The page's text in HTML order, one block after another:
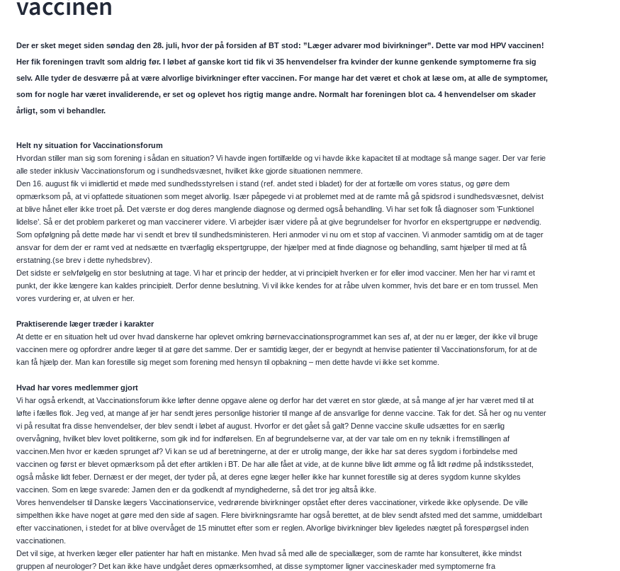
Der er sket meget siden søndag den 28. juli, hvor der på forsiden af BT stod: ”Læger advarer mod bivirkninger”. Dette var mod HPV vaccinen!
Her fik foreningen travlt som aldrig før. I løbet af ganske kort tid fik vi 35 henvendelser fra kvinder der kunne genkende symptomerne fra sig
selv. Alle tyder de desværre på at være alvorlige bivirkninger efter vaccinen. For mange har det været et chok at læse om, at alle de symptomer,
som for nogle har været invaliderende, er set og oplevet hos rigtig mange andre. Normalt har foreningen blot ca. 4 henvendelser om skader
årligt, som vi behandler.
Helt ny situation for Vaccinationsforum
Hvordan stiller man sig som forening i sådan en situation? Vi havde ingen fortilfælde og vi havde ikke kapacitet til at modtage så mange sager. Der var ferie
alle steder inklusiv Vaccinationsforum og i sundhedsvæsnet, hvilket ikke gjorde situationen nemmere.
Den 16. august fik vi imidlertid et møde med sundhedsstyrelsen i stand (ref. andet sted i bladet) for der at fortælle om vores status, og gøre dem
opmærksom på, at vi opfattede situationen som meget alvorlig. Især påpegede vi at problemet med at de ramte må gå spidsrod i sundhedsvæsnet, delvist
at blive hånet eller ikke troet på. Det værste er dog deres manglende diagnose og dermed også behandling. Vi har set folk få diagnoser som ’Funktionel
lidelse’. Så er det problem parkeret og man vaccinerer videre. Vi arbejder især videre på at give begrundelser for hvorfor en ekspertgruppe er nødvendig.
Som opfølgning på dette møde har vi sendt et brev til sundhedsministeren. Heri anmoder vi nu om et stop af vaccinen. Vi anmoder samtidig om at de tager
ansvar for dem der er ramt ved at nedsætte en tværfaglig ekspertgruppe, der hjælper med at finde diagnose og behandling, samt hjælper til med at få
erstatning.(se brev i dette nyhedsbrev).
Det sidste er selvfølgelig en stor beslutning at tage. Vi har et princip der hedder, at vi principielt hverken er for eller imod vacciner. Men her har vi ramt et
punkt, der ikke længere kan kaldes principielt. Derfor denne beslutning. Vi vil ikke kendes for at råbe ulven kommer, hvis det bare er en tom trussel. Men
vores vurdering er, at ulven er her.
Praktiserende læger træder i karakter
At dette er en situation helt ud over hvad danskerne har oplevet omkring børnevaccinationsprogrammet kan ses af, at der nu er læger, der ikke vil bruge
vaccinen mere og opfordrer andre læger til at gøre det samme. Der er samtidig læger, der er begyndt at henvise patienter til Vaccinationsforum, for at de
kan få hjælp der. Man kan forestille sig meget som forening med hensyn til opbakning – men dette havde vi ikke set komme.
Hvad har vores medlemmer gjort
Vi har også erkendt, at Vaccinationsforum ikke løfter denne opgave alene og derfor har det været en stor glæde, at så mange af jer har været med til at
løfte i fælles flok. Jeg ved, at mange af jer har sendt jeres personlige historier til mange af de ansvarlige for denne vaccine. Tak for det. Så her og nu venter
vi på resultat fra disse henvendelser, der blev sendt i løbet af august. Hvorfor er det gået så galt? Denne vaccine skulle udsættes for en særlig
overvågning, hvilket blev lovet politikerne, som gik ind for indførelsen. En af begrundelserne var, at der var tale om en ny teknik i fremstillingen af
vaccinen.Men hvor er kæden sprunget af? Vi kan se ud af beretningerne, at der er utrolig mange, der ikke har sat deres sygdom i forbindelse med
vaccinen og først er blevet opmærksom på det efter artiklen i BT. De har alle fået at vide, at de kunne blive lidt ømme og få lidt rødme på indstiksstedet,
også måske lidt feber. Dernæst er der meget, der tyder på, at deres egne læger heller ikke har kunnet forestille sig at deres sygdom kunne skyldes
vaccinen. Som en læge svarede: Jamen den er da godkendt af myndighederne, så det tror jeg altså ikke.
Vores henvendelser til Danske lægers Vaccinationservice, vedrørende bivirkninger opstået efter deres vaccinationer, virkede ikke oplysende. De ville
simpelthen ikke have noget at gøre med den side af sagen. Flere bivirkningsramte har også berettet, at de blev sendt afsted med det samme, umiddelbart
efter vaccinationen, i stedet for at blive overvåget de 15 minuttet efter som er reglen. Alvorlige bivirkninger blev ligeledes nægtet på forespørgsel inden
vaccinationen.
Det vil sige, at hverken læger eller patienter har haft en mistanke. Men hvad så med alle de speciallæger, som de ramte har konsulteret, ikke mindst
gruppen af neurologer? Det kan ikke have undgået deres opmærksomhed, at disse symptomer ligner vaccineskader med symptomerne fra